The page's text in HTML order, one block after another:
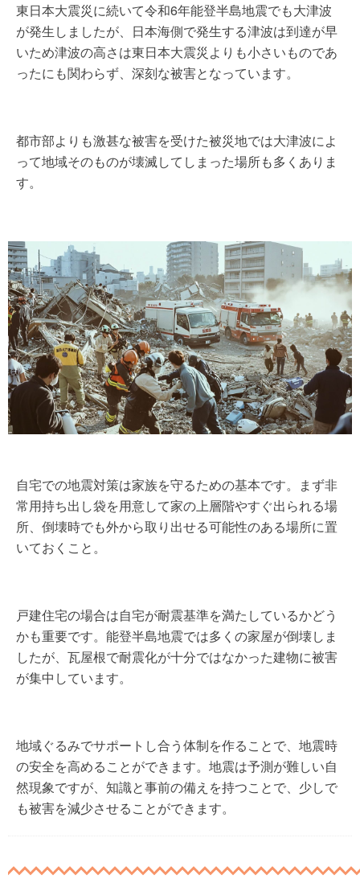
東日本大震災に続いて令和6年能登半島地震でも大津波
が発生しましたが、日本海側で発生する津波は到達が早
いため津波の高さは東日本大震災よりも小さいものであ
ったにも関わらず、深刻な被害となっています。
都市部よりも激甚な被害を受けた被災地では大津波によ
って地域そのものが壊滅してしまった場所も多くありま
す。
自宅での地震対策は家族を守るための基本です。まず非
常用持ち出し袋を用意して家の上層階やすぐ出られる場
所、倒壊時でも外から取り出せる可能性のある場所に置
いておくこと。
戸建住宅の場合は自宅が耐震基準を満たしているかどう
かも重要です。能登半島地震では多くの家屋が倒壊しま
したが、瓦屋根で耐震化が十分ではなかった建物に被害
が集中しています。
地域ぐるみでサポートし合う体制を作ることで、地震時
の安全を高めることができます。地震は予測が難しい自
然現象ですが、知識と事前の備えを持つことで、少しで
も被害を減少させることができます。